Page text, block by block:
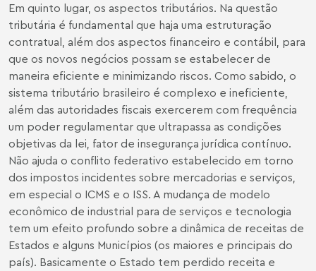
Em quinto lugar, os aspectos tributários. Na questão
tributária é fundamental que haja uma estruturação
contratual, além dos aspectos financeiro e contábil, para
que os novos negócios possam se estabelecer de
maneira eficiente e minimizando riscos. Como sabido, o
sistema tributário brasileiro é complexo e ineficiente,
além das autoridades fiscais exercerem com frequência
um poder regulamentar que ultrapassa as condições
objetivas da lei, fator de insegurança jurídica contínuo.
Não ajuda o conflito federativo estabelecido em torno
dos impostos incidentes sobre mercadorias e serviços,
em especial o ICMS e o ISS. A mudança de modelo
econômico de industrial para de serviços e tecnologia
tem um efeito profundo sobre a dinâmica de receitas de
Estados e alguns Municípios (os maiores e principais do
país). Basicamente o Estado tem perdido receita e